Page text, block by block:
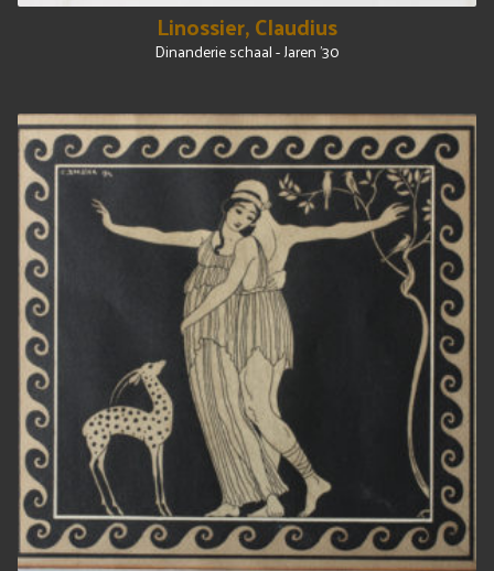
Linossier, Claudius
Dinanderie schaal - Jaren '30